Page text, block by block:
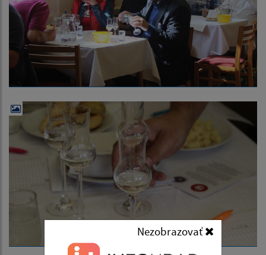
Nezobrazovať